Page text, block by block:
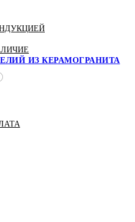
ИЗ КЕРАМОГРАНИТА